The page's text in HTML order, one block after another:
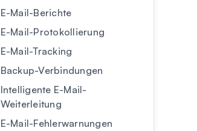
E-Mail-Berichte
E-Mail-Protokollierung
E-Mail-Tracking
Backup-Verbindungen
Intelligente E-Mail-
Weiterleitung
E-Mail-Fehlerwarnungen